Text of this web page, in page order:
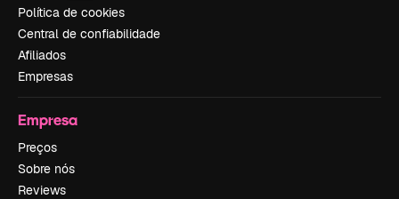
Política de cookies
Central de confiabilidade
Afiliados
Empresas
Empresa
Preços
Sobre nós
Reviews